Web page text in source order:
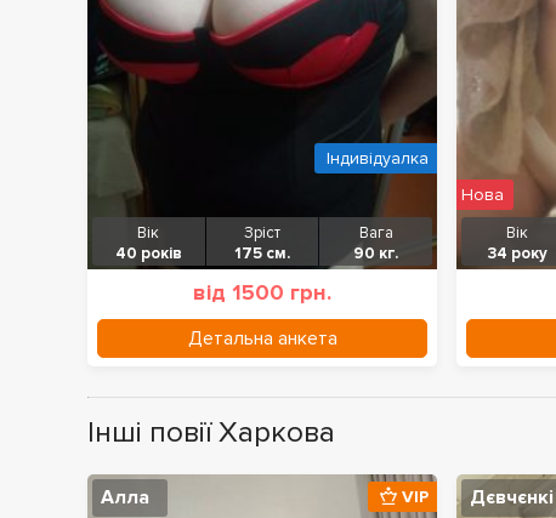
Вік
40 років
Зріст
175 см.
Вага
90 кг.
від 1500 грн.
Детальна анкета
Індивідуалка
Вік
34 року
Нова
Інші повії Харкова
Алла VIP Дєвчєнкі